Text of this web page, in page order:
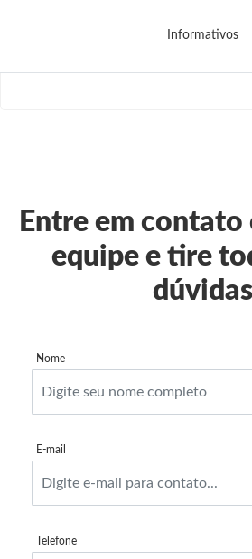
Informativos
Entre em contato
equipe e tire
dúvidas
Nome
E-mail
Telefone